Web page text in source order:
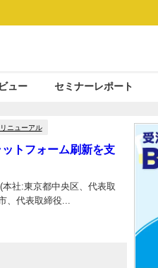
ュー セミナーレポート
リニューアル
トフォーム刷新を支
社:東京都中央区、代表取
、代表取締役...